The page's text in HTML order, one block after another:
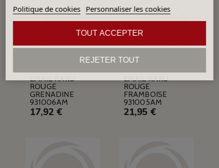
EMAIL RAKU
ROUGE
GRENADINE
931006AM
17,92 €
EMAIL RAKU
ROUGE
FRAMBOISE
931005AM
21,95 €
Politique de cookies Personnaliser les cookies
REJETER TOUT
TOUT ACCEPTER